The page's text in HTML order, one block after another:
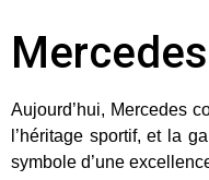
Aujourd’hui, Mercedes
l’héritage sportif, et la
symbole d’une